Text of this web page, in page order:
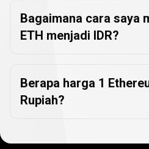
Bagaimana cara saya
ETH menjadi IDR?
Berapa harga 1
Rupiah?